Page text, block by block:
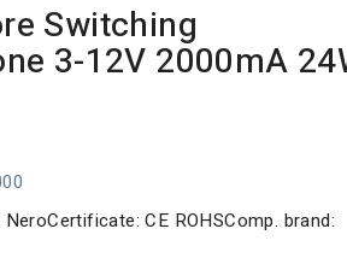
Switching
3-12V 2000mA
CE ROHSComp. brand: